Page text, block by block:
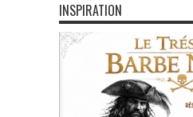
INSPIRATION